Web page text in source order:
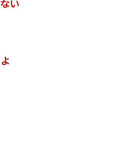
よ